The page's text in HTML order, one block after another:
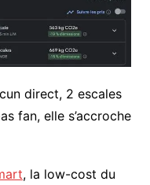
direct, 2 escales
fan, elle s’accroche
, la low-cost du